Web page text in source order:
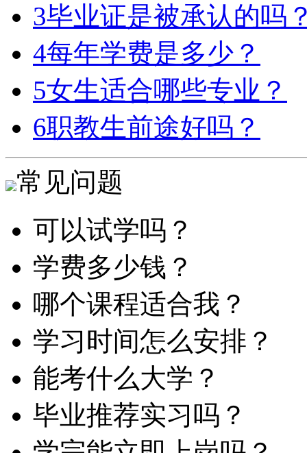
3毕业证是被承认的吗
4每年学费是多少？
5女生适合哪些专业？
6职教生前途好吗？
常见问题
可以试学吗？
学费多少钱？
哪个课程适合我？
学习时间怎么安排？
能考什么大学？
毕业推荐实习吗？